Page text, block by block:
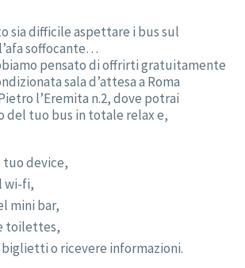
sia difficile aspettare i bus sul
soffocante…
pensato di offrirti gratuitamente
sala d’attesa a Roma
l’Eremita n.2, dove potrai
del tuo bus in totale relax e,
tuo device,
wi-fi,
mini bar,
toilettes,
o ricevere informazioni.